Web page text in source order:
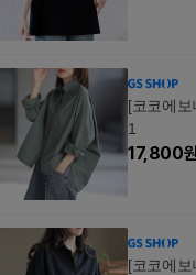
[코코에
1
17,800
[코코에